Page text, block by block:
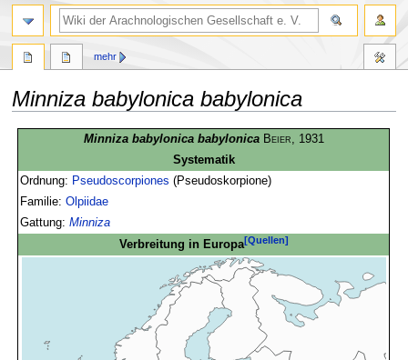
Minniza babylonica babylonica
springen
springen
Minniza babylonica babylonica Beier , 1931
Systematik
Ordnung: Pseudoscorpiones (Pseudoskorpione)
Familie:Olpiidae
Gattung:Minniza
Verbreitung in Europa[Quellen]
mehr